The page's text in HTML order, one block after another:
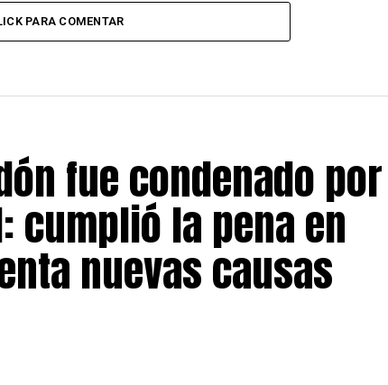
PARA COMENTAR
fue condenado por
cumplió la pena en
nuevas causas